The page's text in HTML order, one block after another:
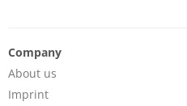
Company
About us
Imprint